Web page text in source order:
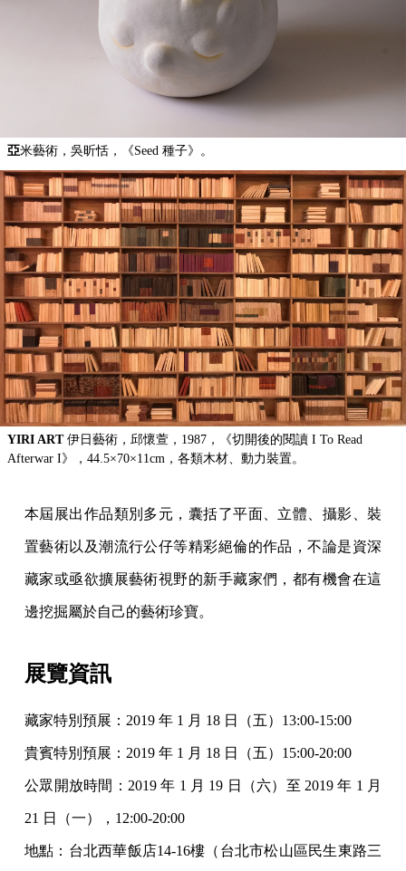
亞米藝術，吳昕恬，《Seed 種子》。
YIRI ART伊日藝術，邱懷萱，1987，《切開後的閱讀 I To Read
Afterwar I》，44.5×70×11cm，各類木材、動力裝置。
本屆展出作品類別多元，囊括了平面、立體、攝影、裝
置藝術以及潮流行公仔等精彩絕倫的作品，不論是資深
藏家或亟欲擴展藝術視野的新手藏家們，都有機會在這
邊挖掘屬於自己的藝術珍寶。
展覽資訊
藏家特別預展：2019 年 1 月 18 日（五）13:00-15:00
貴賓特別預展：2019 年 1 月 18 日（五）15:00-20:00
公眾開放時間：2019 年 1 月 19 日（六）至 2019 年 1 月
21 日（一），12:00-20:00
地點：台北西華飯店14-16樓（台北市松山區民生東路三